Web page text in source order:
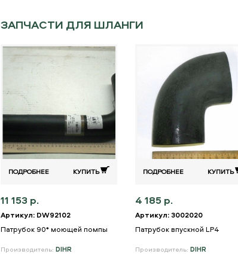
ЗАПЧАСТИ ДЛЯ ШЛАНГИ
ПОДРОБНЕЕ КУПИТЬ
11 153 р.
Артикул: DW92102
Патрубок 90* моющей помпы
Производитель: DIHR
ПОДРОБНЕЕ КУПИТЬ
4 185 р.
Артикул: 3002020
Патрубок впускной LP4
Производитель: DIHR